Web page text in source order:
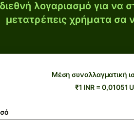
λογαριασμό για να
μετατρέπεις χρήματα σα
Μέση συναλλαγματική
₹1 INR = 0,01051